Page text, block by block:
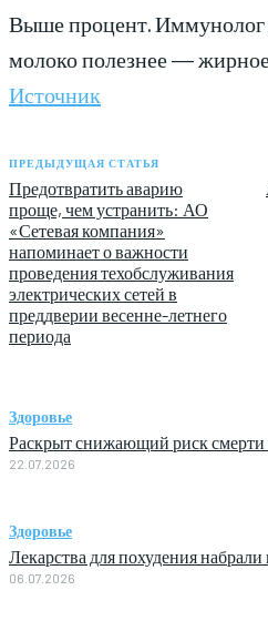
Выше процент. Иммунолог
молоко полезнее —
Источник
ПРЕДЫДУЩАЯ СТАТЬЯ
Предотвратить аварию
проще, чем устранить: АО
«Сетевая компания»
напоминает о важности
проведения техобслуживания
электрических сетей в
преддверии весенне-летнего
периода
Здоровье
Раскрыт снижающий риск смерти
22.07.2026
Здоровье
Лекарства для похудения набрали
06.07.2026